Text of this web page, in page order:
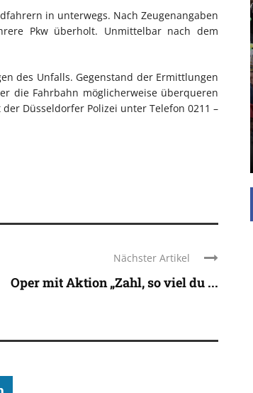
in unterwegs. Nach Zeugenangaben
Pkw überholt. Unmittelbar nach dem
des Unfalls. Gegenstand der Ermittlungen
die Fahrbahn möglicherweise überqueren
Düsseldorfer Polizei unter Telefon 0211 –
Nächster Artikel
Oper mit Aktion „Zahl, so viel du ...
INDUSTRIELLER CHIC: WIE
KUNSTSTOFFFENSTER DEN
UNTERSTÜTZEN
Die Inspiration des industriellen Chics sind die
Werkshallen des Industriezeitalters. Die Basis für